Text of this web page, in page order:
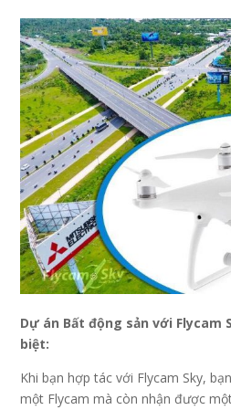
Dự án Bất động sản với Flycam
biệt:
Khi bạn hợp tác với Flycam Sky,
một Flycam mà còn nhận được